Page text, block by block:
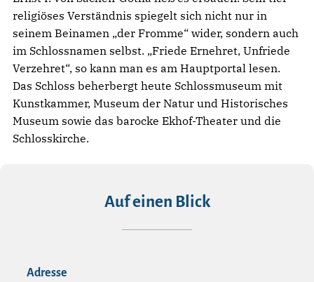
religiöses Verständnis spiegelt sich nicht nur in
seinem Beinamen „der Fromme“ wider, sondern auch
im Schlossnamen selbst. „Friede Ernehret, Unfriede
Verzehret“, so kann man es am Hauptportal lesen.
Das Schloss beherbergt heute Schlossmuseum mit
Kunstkammer, Museum der Natur und Historisches
Museum sowie das barocke Ekhof-Theater und die
Schlosskirche.
Auf einen Blick
Adresse